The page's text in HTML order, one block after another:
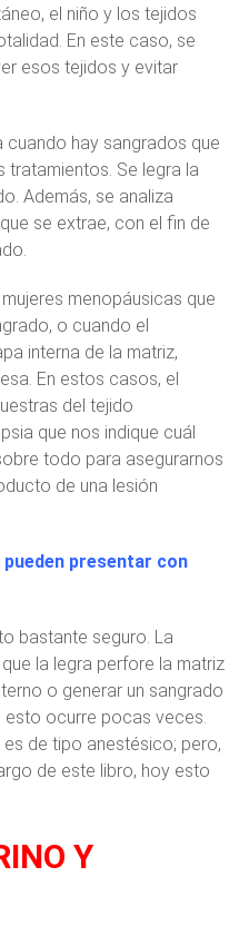
el niño y los tejidos
En este caso, se
esos tejidos y evitar
cuando hay sangrados que
tratamientos. Se legra la
Además, se analiza
se extrae, con el fin de
menopáusicas que
o cuando el
interna de la matriz,
En estos casos, el
del tejido
que nos indique cuál
todo para asegurarnos
de una lesión
presentar con
bastante seguro. La
la legra perfore la matriz
o generar un sangrado
esto ocurre pocas veces.
de tipo anestésico; pero,
de este libro, hoy esto
Y